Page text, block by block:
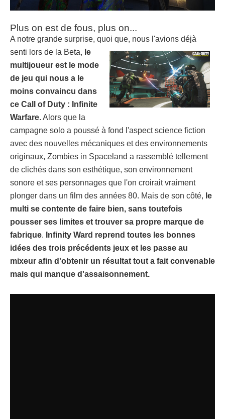
Plus on est de fous, plus on...
A notre grande surprise, quoi que, nous l'avions déjà
senti lors de la Beta, le
multijoueur est le mode
de jeu qui nous a le
moins convaincu dans
ce Call of Duty : Infinite
Warfare.Alors que la
campagne solo a poussé à fond l'aspect science fiction
avec des nouvelles mécaniques et des environnements
originaux, Zombies in Spaceland a rassemblé tellement
de clichés dans son esthétique, son environnement
sonore et ses personnages que l'on croirait vraiment
plonger dans un film des années 80. Mais de son côté, le
multi se contente de faire bien, sans toutefois
pousser ses limites et trouver sa propre marque de
fabrique. Infinity Ward reprend toutes les bonnes
idées des trois précédents jeux et les passe au
mixeur afin d'obtenir un résultat tout a fait convenable
mais qui manque d'assaisonnement.